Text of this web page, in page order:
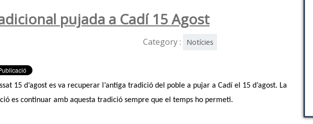
pujada a Cadí 15 Agost
Category : Notícies
15 d’agost es va recuperar l’antiga tradició del poble a pujar a Cadí el 15 d’agost. La
es continuar amb aquesta tradició sempre que el temps ho permeti.